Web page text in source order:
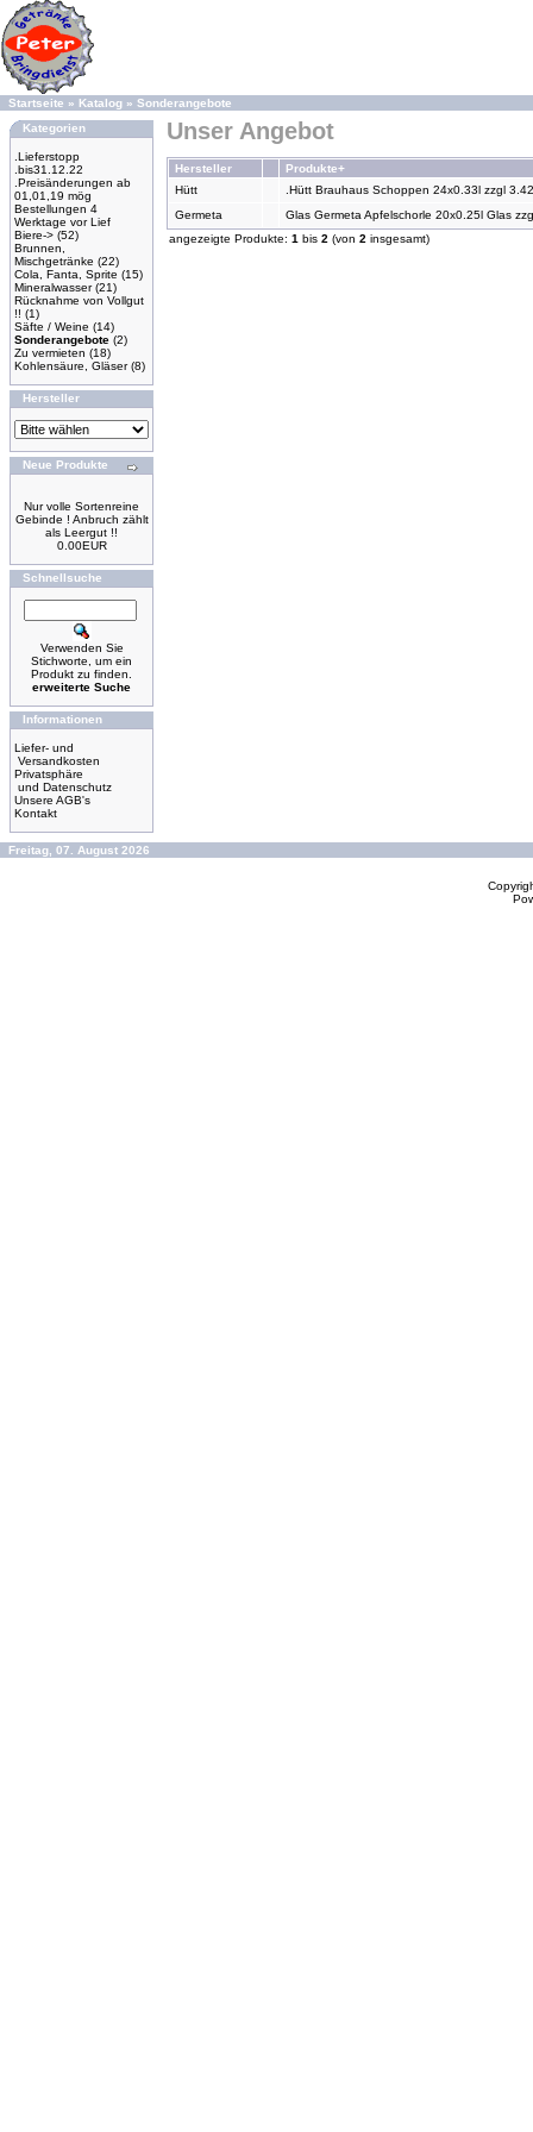
Startseite » Katalog » Sonderangebote
Kategorien
.Lieferstopp
.bis31.12.22
.Preisänderungen ab
01,01,19 mög
Bestellungen 4
Werktage vor Lief
Biere-> (52)
Brunnen,
Mischgetränke (22)
Cola, Fanta, Sprite (15)
Mineralwasser(21)
Rücknahme von Vollgut
!! (1)
Säfte / Weine (14)
Sonderangebote (2)
Zu vermieten (18)
Kohlensäure, Gläser(8)
Hersteller
Neue Produkte
Nur volle Sortenreine
Gebinde ! Anbruch zählt
als Leergut !!
0.00EUR
Schnellsuche
Verwenden Sie
Stichworte, um ein
Produkt zu finden.
erweiterte Suche
Informationen
Liefer- und
Versandkosten
Privatsphäre
und Datenschutz
Unsere AGB's
Kontakt
Unser Angebot
Hersteller
Produkte+
Hütt
.Hütt Brauhaus Schoppen 24x0.33l zzgl
Germeta
Glas Germeta Apfelschorle 20x0.25l Glas
angezeigte Produkte: 1 bis 2 (von 2 insgesamt)
Freitag, 07. August 2026